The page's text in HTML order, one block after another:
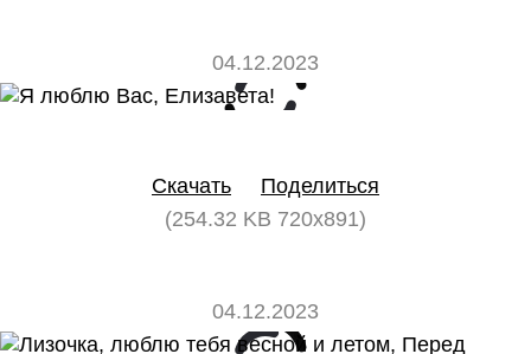
04.12.2023
Скачать
Поделиться
(254.32 KB 720x891)
04.12.2023